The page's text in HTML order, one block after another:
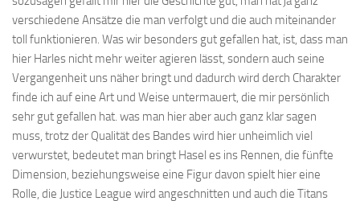
verschiedene Ansätze die man verfolgt und die auch miteinander
toll funktionieren. Was wir besonders gut gefallen hat, ist, dass man
hier Harles nicht mehr weiter agieren lässt, sondern auch seine
Vergangenheit uns näher bringt und dadurch wird derch Charakter
finde ich auf eine Art und Weise untermauert, die mir persönlich
sehr gut gefallen hat. was man hier aber auch ganz klar sagen
muss, trotz der Qualität des Bandes wird hier unheimlich viel
verwurstet, bedeutet man bringt Hasel es ins Rennen, die fünfte
Dimension, beziehungsweise eine Figur davon spielt hier eine
Rolle, die Justice League wird angeschnitten und auch die Titans